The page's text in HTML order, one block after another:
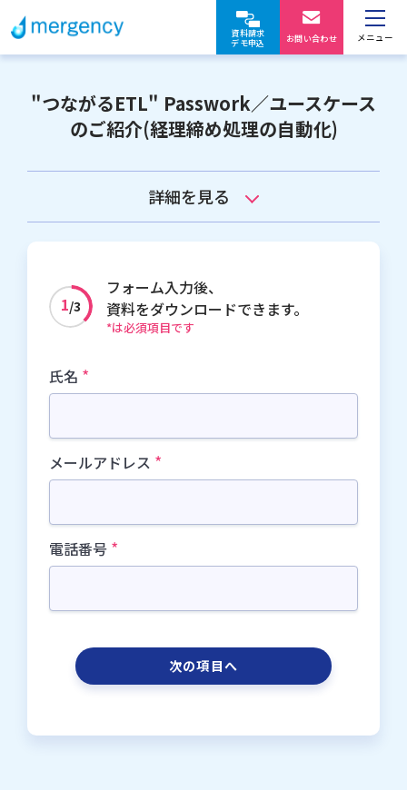
資料請求
デモ申込
お問い合わせ メニュー
"つながるETL" Passwork／ユースケース
のご紹介(経理締め処理の自動化)
詳細を見る
Passwork／ユースケースのご紹介(経理締め処
Passworkはシステム間データ連携を自動化し、
Kintoneなど複数システムからデータを収集・
統合する際の課題と、Passworkによる解決方法
1/3
フォーム入力後、
資料をダウンロードできます。
*は必須項目です
氏名 *
メールアドレス *
電話番号 *